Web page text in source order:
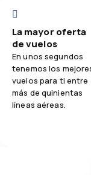
La mayor oferta
de vuelos
En unos segundos
tenemos los
vuelos para ti entre
más de quinientas
líneas aéreas.